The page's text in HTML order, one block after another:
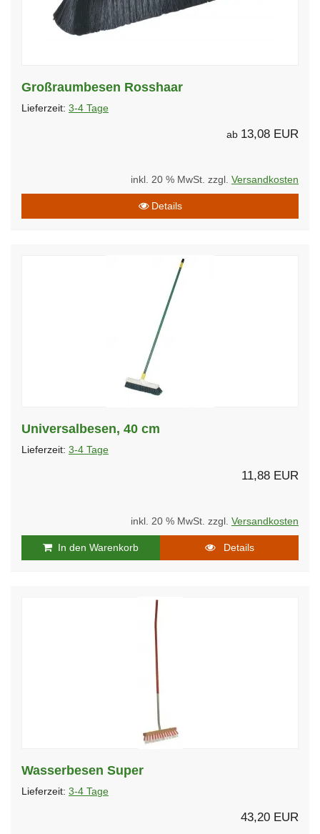
Großraumbesen Rosshaar
Lieferzeit: 3-4 Tage
ab 13,08 EUR
inkl. 20 % MwSt. zzgl. Versandkosten
Details
Universalbesen, 40 cm
Lieferzeit: 3-4 Tage
11,88 EUR
inkl. 20 % MwSt. zzgl. Versandkosten
In den Warenkorb Details
Wasserbesen Super
Lieferzeit: 3-4 Tage
43,20 EUR